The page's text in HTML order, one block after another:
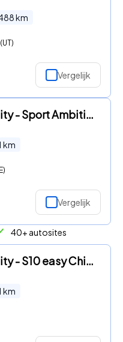
km
Vergelijk
Aixam City - Sport Ambition | 45kmh | Automaat | Euro 5+ | 2 jaar Fabriek
km
Vergelijk
40+ autosites
Aixam City - S10 easy Chic 100% ELEKTRISCHE Brommobiel MET kreukelzone +
km